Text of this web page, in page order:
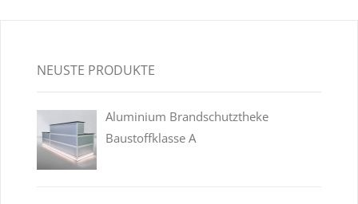
NEUSTE PRODUKTE
Aluminium Brandschutztheke
Baustoffklasse A